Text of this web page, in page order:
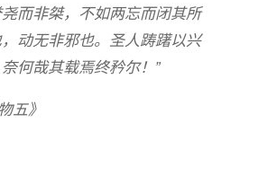
而非桀，不如两忘而闭其所
动无非邪也。圣人踌躇以兴
何哉其载焉终矜尔！”
五》